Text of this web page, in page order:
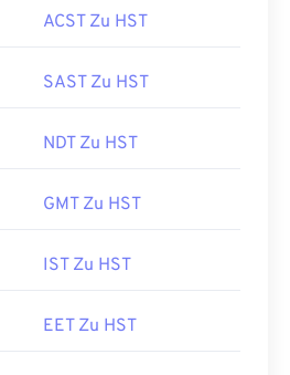
ACST Zu HST
SAST Zu HST
NDT Zu HST
GMT Zu HST
IST Zu HST
EET Zu HST